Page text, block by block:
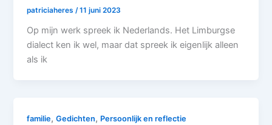
patriciaheres/11 juni 2023
Op mijn werk spreek ik Nederlands. Het Limburgse
dialect ken ik wel, maar dat spreek ik eigenlijk alleen
als ik
familie,Gedichten, Persoonlijk en reflectie